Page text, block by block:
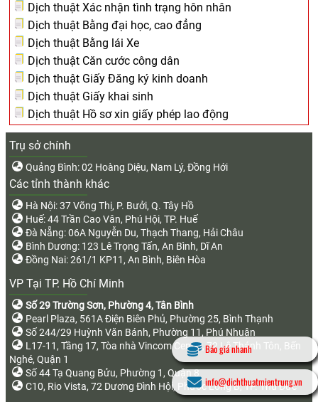
Dịch thuật Xác nhận tình trạng hôn nhân
Dịch thuật Bằng đại học, cao đẳng
Dịch thuật Bằng lái Xe
Dịch thuật Căn cước công dân
Dịch thuật Giấy Đăng ký kinh doanh
Dịch thuật Giấy khai sinh
Dịch thuật Hồ sơ xin giấy phép lao động
Trụ sở chính
Quảng Bình: 02 Hoàng Diệu, Nam Lý, Đồng Hới
Các tỉnh thành khác
Hà Nội: 37 Võng Thị, P. Bưởi, Q. Tây Hồ
Huế: 44 Trần Cao Vân, Phú Hội, TP. Huế
Đà Nẵng: 06A Nguyễn Du, Thạch Thang, Hải Châu
Bình Dương: 123 Lê Trọng Tấn, An Bình, Dĩ An
Đồng Nai: 261/1 KP11, An Bình, Biên Hòa
VP Tại TP. Hồ Chí Minh
Số 29 Trường Sơn, Phường 4, Tân Bình
Pearl Plaza, 561A Điện Biên Phủ, Phường 25, Bình Thạnh
Số 244/29 Huỳnh Văn Bánh, Phường 11, Phú Nhuận
L17-11, Tầng 17, Tòa nhà Vincom Center, 72 Lê Thánh Tôn, Bến
Nghé, Quận 1
Số 44 Tạ Quang Bửu, Phường 1, Quận 8
C10, Rio Vista, 72 Dương Đình Hội, Phước Long B, TP. Thủ Đức
Báo giá nhanh
info@dichthuatmientrung.vn